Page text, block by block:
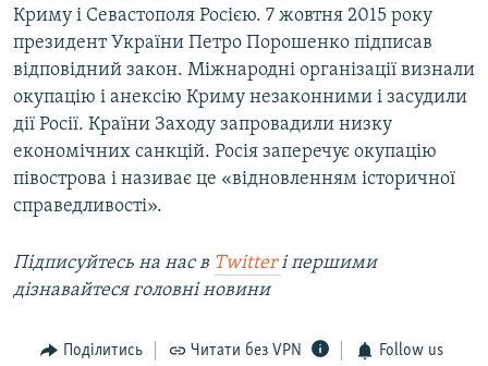
Криму і Севастополя Росією. 7 жовтня 2015 року
президент України Петро Порошенко підписав
відповідний закон. Міжнародні організації визнали
окупацію і анексію Криму незаконними і засудили
дії Росії. Країни Заходу запровадили низку
економічних санкцій. Росія заперечує окупацію
півострова і називає це «відновленням історичної
справедливості».
Підписуйтесь на наc в Twitterі першими
дізнавайтеся головні новини
Поділитись Читати без VPN Follow us